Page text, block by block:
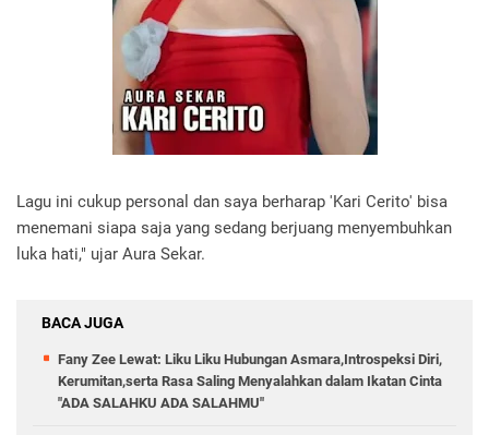
Lagu ini cukup personal dan saya berharap 'Kari Cerito' bisa
menemani siapa saja yang sedang berjuang menyembuhkan
luka hati," ujar Aura Sekar.
BACA JUGA
Fany Zee Lewat: Liku Liku Hubungan Asmara,Introspeksi Diri,
Kerumitan,serta Rasa Saling Menyalahkan dalam Ikatan Cinta
"ADA SALAHKU ADA SALAHMU"